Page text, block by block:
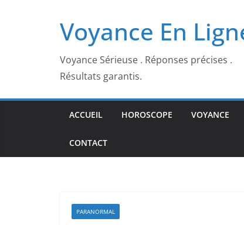
Voyance En
Voyance Sérieuse . Réponses précises .
Résultats garantis.
ACCUEIL HOROSCOPE VOYANCE
CONTACT
PARANORMAL